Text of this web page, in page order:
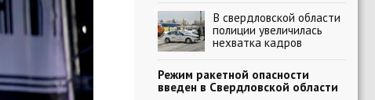
В свердловской области
полиции увеличилась
нехватка кадров
Режим ракетной опасности
введен в Свердловской области